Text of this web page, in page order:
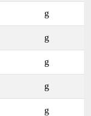
g
g
g
g
g